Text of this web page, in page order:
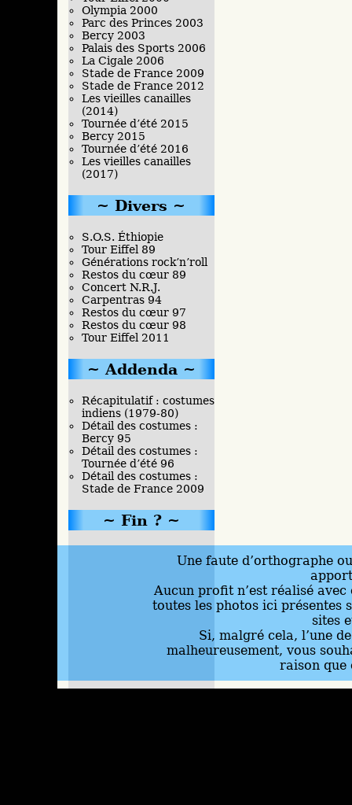
Olympia 2000
Parc des Princes 2003
Bercy 2003
Palais des Sports 2006
La Cigale 2006
Stade de France 2009
Stade de France 2012
Les vieilles canailles
(2014)
Tournée d’été 2015
Bercy 2015
Tournée d’été 2016
Les vieilles canailles
(2017)
Divers
S.O.S. Éthiopie
Tour Eiffel 89
Générations rock’n’roll
Restos du cœur 89
Concert N.R.J.
Carpentras 94
Restos du cœur 97
Restos du cœur 98
Tour Eiffel 2011
Addenda
Récapitulatif : costumes
indiens (1979-80)
Détail des costumes :
Bercy 95
Détail des costumes :
Tournée d’été 96
Détail des costumes :
Stade de France 2009
Fin ?
Une faute d’orthographe
Aucun profit n’est réalisé
toutes les photos ici présentes
sites
Si, malgré cela, l’une
malheureusement, vous
raison que